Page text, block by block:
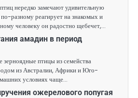
нередко замечают удивительную
разному реагирует на знакомых и
человеку он радостно щебечет,…
амадин в период
птицы из семейства
из Австралии, Африки и Юго-
условиях чаще…
ожерелового попугая